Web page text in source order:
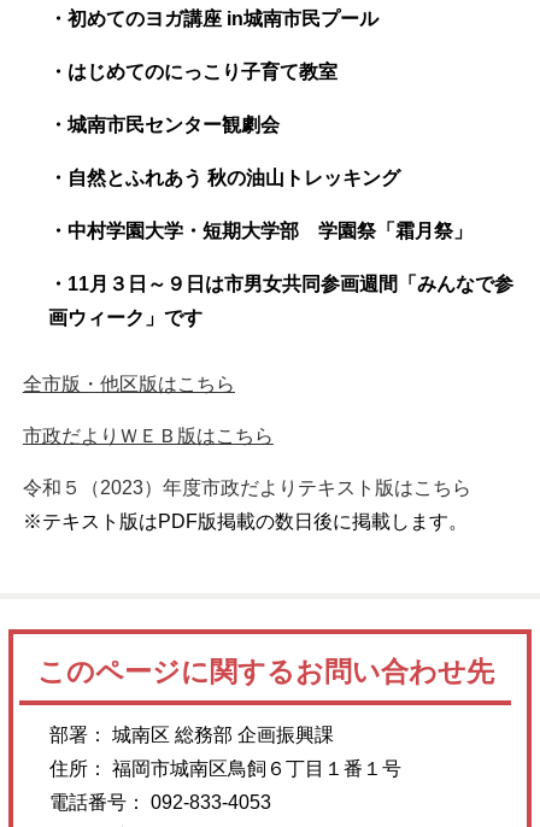
・初めてのヨガ講座 in城南市民プール
・はじめてのにっこり子育て教室
・城南市民センター観劇会
・自然とふれあう 秋の油山トレッキング
・中村学園大学・短期大学部 学園祭「霜月祭」
・11月３日～９日は市男女共同参画週間「みんなで参
画ウィーク」です
全市版・他区版はこちら
市政だよりＷＥＢ版はこちら
令和５（2023）年度市政だよりテキスト版はこちら
※テキスト版はPDF版掲載の数日後に掲載します。
このページに関するお問い合わせ先
部署： 城南区 総務部 企画振興課
住所： 福岡市城南区鳥飼６丁目１番１号
電話番号： 092-833-4053